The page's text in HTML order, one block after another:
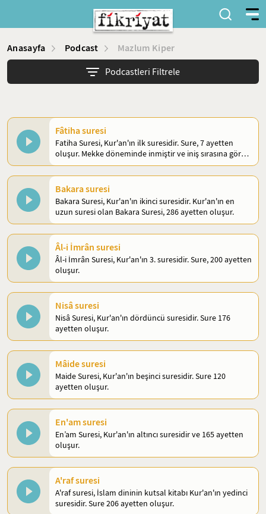
Anasayfa Podcast Mazlum Kiper
Podcastleri Filtrele
Fâtiha suresi
Fatiha Suresi, Kur'an'ın ilk suresidir. Sure, 7 ayetten
oluşur. Mekke döneminde inmiştir ve iniş sırasına göre
5. suredir.
Bakara suresi
Bakara Suresi, Kur'an'ın ikinci suresidir. Kur'an'ın en
uzun suresi olan Bakara Suresi, 286 ayetten oluşur.
Âl-i İmrân suresi
Âl-i İmrân Suresi, Kur'an'ın 3. suresidir. Sure, 200 ayetten
oluşur.
Nisâ suresi
Nisâ Suresi, Kur'an'ın dördüncü suresidir. Sure 176
ayetten oluşur.
Mâide suresi
Maide Suresi, Kur'an'ın beşinci suresidir. Sure 120
ayetten oluşur.
En'am suresi
En’am Suresi, Kur'an'ın altıncı suresidir ve 165 ayetten
oluşur.
A'raf suresi
A'raf suresi, İslam dininin kutsal kitabı Kur'an'ın yedinci
suresidir. Sure 206 ayetten oluşur.